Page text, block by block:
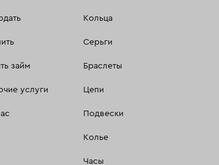
займ
услуги
Кольца
Серьги
Браслеты
Цепи
Подвески
Колье
Часы